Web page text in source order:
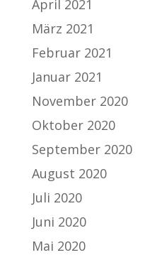
April 2021
März 2021
Februar 2021
Januar 2021
November 2020
Oktober 2020
September 2020
August 2020
Juli 2020
Juni 2020
Mai 2020